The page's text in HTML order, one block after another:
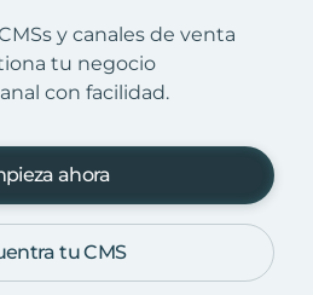
y canales de venta
tu negocio
con facilidad.
ahora
tu CMS